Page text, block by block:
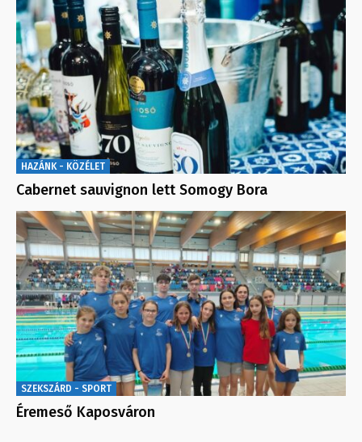
HAZÁNK - KÖZÉLET
Cabernet sauvignon lett Somogy Bora
SZEKSZÁRD - SPORT
Éremeső Kaposváron